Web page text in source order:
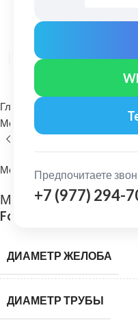
Предпочитаете
+7 (977) 294-
Нажмите, чтобы
Главная
Металлические
МеталлПрофиль
МеталлПрофиль:
Foramina D=150 мм
ДИАМЕТР ЖЕЛОБА
ДИАМЕТР ТРУБЫ